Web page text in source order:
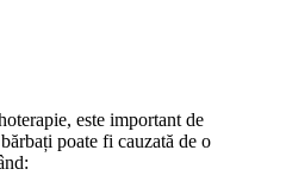
este important de
poate fi cauzată de o